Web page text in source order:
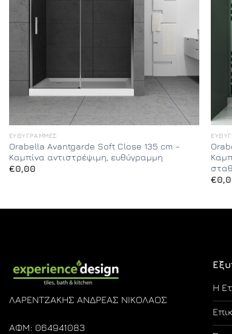
ΕΥΘΎΓΡΑΜΜΕΣ
Orabella Avantgarde Soft Close 135 cm –
Καμπίνα αντιστρέψιμη, ευθύγραμμη
€0,00
€
ΛΑΡΕΝΤΖΑΚΗΣ ΑΝΔΡΕΑΣ ΝΙΚΟΛΑΟΣ
ΑΦΜ: 064941083
Η